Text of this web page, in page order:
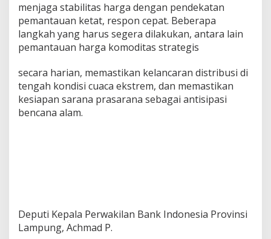
a
n
T
h
n
B
a
menjaga stabilitas harga dengan pendekatan
pemantauan ketat, respon cepat. Beberapa
langkah yang harus segera dilakukan, antara lain
pemantauan harga komoditas strategis
secara harian, memastikan kelancaran distribusi di
tengah kondisi cuaca ekstrem, dan memastikan
kesiapan sarana prasarana sebagai antisipasi
bencana alam.
Deputi Kepala Perwakilan Bank Indonesia Provinsi
Lampung, Achmad P.